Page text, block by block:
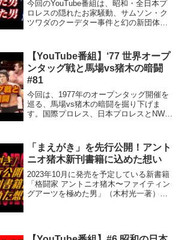
今回のYouTube番組は、昭和・全日本プ
ロレスの隠れたお家騒動、サムソン・ク
ツワダのクーデター事件と幻の新団体構
の関係性に、どのような影響を与えたの
か？背後にうごめく...
【YouTube番組】‘77 世界オープ
ンタッグ戦と馬場vs猪木の暗闘
#81
今回は、1977年のオープンタッグ開催を
巡る、馬場vs猪木の暗闘を掘り下げま
す。国際プロレス、日本プロレスとNWA
ークの真裏で猪木が闘った意外な相手と
は？･･･et...
「まえがき」を先行公開！アント
ニオ猪木新刊書籍に込めた想い
2023年10月に発売を予定している新書籍
「格闘家 アントニオ猪木〜ファイティン
グアーツを極めた男」（木村光一著）の